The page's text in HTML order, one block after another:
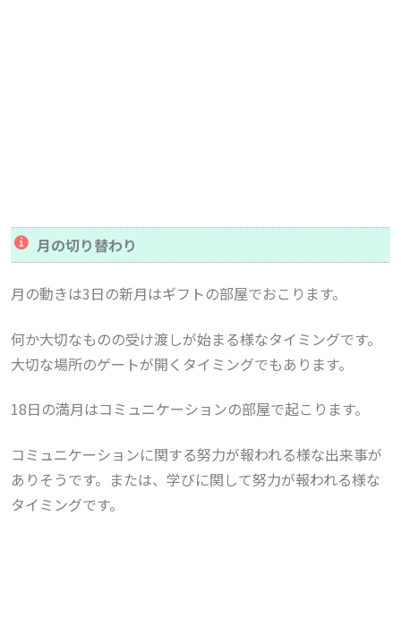
月の切り替わり
月の動きは3日の新月はギフトの部屋でおこります。
何か大切なものの受け渡しが始まる様なタイミングです。
大切な場所のゲートが開くタイミングでもあります。
18日の満月はコミュニケーションの部屋で起こります。
コミュニケーションに関する努力が報われる様な出来事が
ありそうです。または、学びに関して努力が報われる様な
タイミングです。